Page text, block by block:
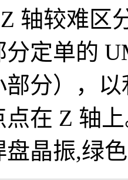
轴较难区
分定单的
部分），
点在 Z 轴
晶振,绿